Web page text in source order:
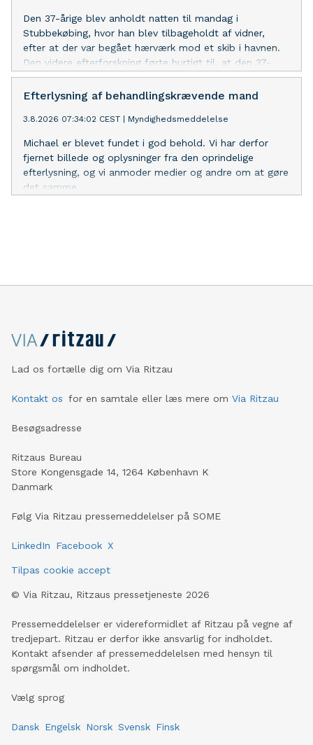
Den 37-årige blev anholdt natten til mandag i
Stubbekøbing, hvor han blev tilbageholdt af vidner,
efter at der var begået hærværk mod et skib i havnen.
Den videre efterforskning førte hurtigt til, at den 37-
årige også blev sigtet i sagen fra Snaptun, hvor flere
både fik kappet fortøjninger, og der blev begået
Efterlysning af behandlingskrævende mand
3.8.2026 07:34:02 CEST Myndighedsmeddelelse
Michael er blevet fundet i god behold. Vi har derfor
fjernet billede og oplysninger fra den oprindelige
efterlysning, og vi anmoder medier og andre om at gøre
det samme.
Lad os fortælle dig om Via Ritzau
Kontakt os for en samtale eller læs mere om Via Ritzau
Besøgsadresse
Ritzaus Bureau
Store Kongensgade 14, 1264 København K
Danmark
Følg Via Ritzau pressemeddelelser på SOME
LinkedIn Facebook X
Tilpas cookie accept
© Via Ritzau, Ritzaus pressetjeneste 2026
Pressemeddelelser er videreformidlet af Ritzau på vegne af
tredjepart. Ritzau er derfor ikke ansvarlig for indholdet.
Kontakt afsender af pressemeddelelsen med hensyn til
spørgsmål om indholdet.
Vælg sprog
Dansk Engelsk Norsk Svensk Finsk